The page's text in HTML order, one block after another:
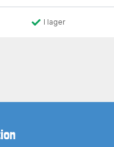
I lager